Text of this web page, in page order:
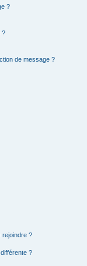
?
?
de message ?
rejoindre ?
?